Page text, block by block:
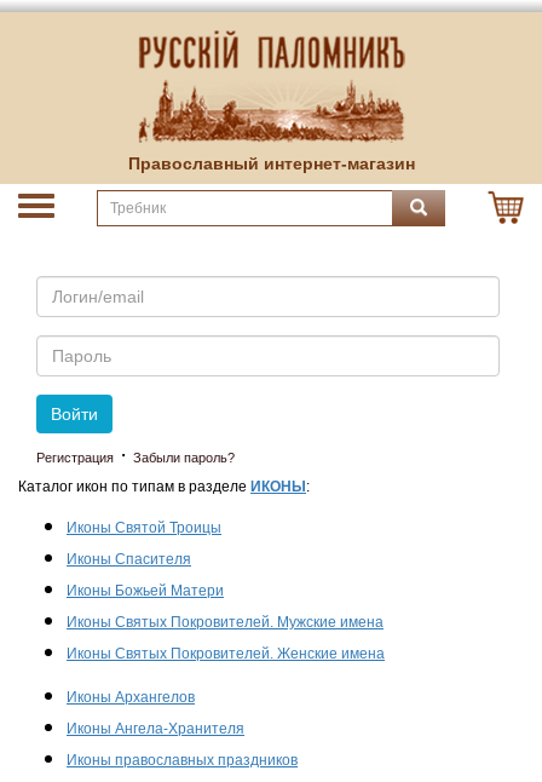
Православный интернет-магазин
Email
Пароль
Войти
Регистрация · Забыли пароль?
Каталог икон по типам в разделе ИКОНЫ :
Иконы Святой Троицы
Иконы Спасителя
Иконы Божьей Матери
Иконы Святых Покровителей. Мужские имена
Иконы Святых Покровителей. Женские имена
Иконы Архангелов
Иконы Ангела-Хранителя
Иконы православных праздников